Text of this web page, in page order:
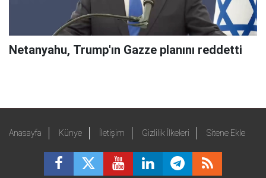
Netanyahu, Trump'ın Gazze planını reddetti
Anasayfa Künye İletişim Gizlilik İlkeleri Sitene Ekle